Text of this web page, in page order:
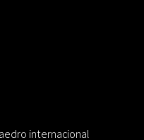
internacional